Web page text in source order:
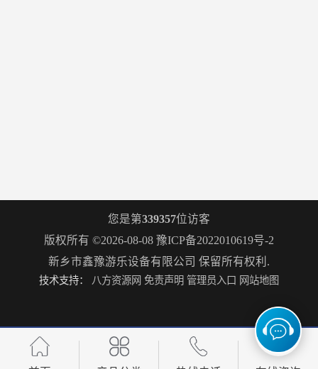
您是第339357位访客
版权所有 ©2026-08-08 豫ICP备2022010619号-2
新乡市鑫豫游乐设备有限公司 保留所有权利.
技术支持： 八方资源网 免责声明 管理员入口 网站地图